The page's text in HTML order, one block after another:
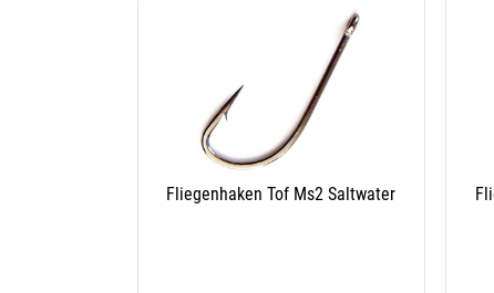
Fliegenhaken Tof Ms2 Saltwater